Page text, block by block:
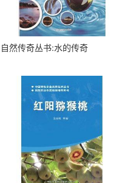
自然传奇丛书:水的传奇